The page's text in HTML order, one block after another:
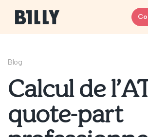
Blog
Calcul de
quote-part